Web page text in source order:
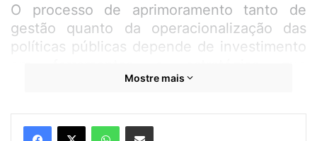
O processo de aprimoramento tanto de
gestão quanto da operacionalização das
políticas públicas depende de investimento
proporcionem aos gestores uma leitura
uma ferramenta fundamental para que o
Mostre mais